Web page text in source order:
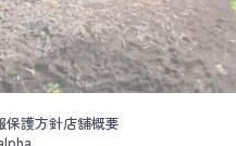
保護方針店舗概要